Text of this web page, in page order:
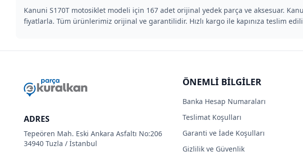
Kanuni S170T motosiklet modeli için 167 adet orijinal yedek parça ve aksesuar.
fiyatlarla. Tüm ürünlerimiz orijinal ve garantilidir. Hızlı kargo ile kapınıza teslim
ADRES
Tepeören Mah. Eski Ankara Asfaltı No:206
34940 Tuzla / İstanbul
ÖNEMLİ BİLGİLER
Banka Hesap Numaraları
Teslimat Koşulları
Garanti ve İade Koşulları
Gizlilik ve Güvenlik